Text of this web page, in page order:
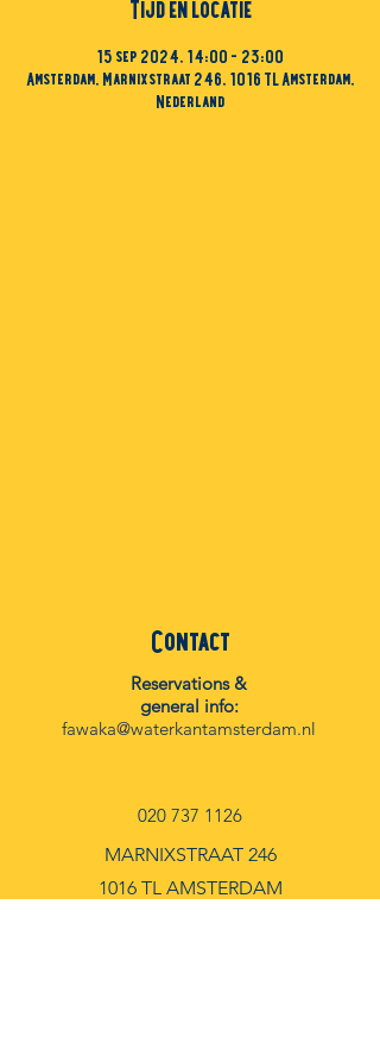
Tijd en locatie
15 sep 2024, 14:00 – 23:00
Amsterdam, Marnixstraat 246, 1016 TL Amsterdam,
Nederland
Contact
Reservations &
general info:
fawaka@waterkantamsterdam.nl
020 737 1126
MARNIXSTRAAT 246
1016 TL AMSTERDAM